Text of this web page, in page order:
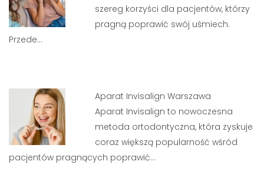
szereg korzyści dla pacjentów, którzy
pragną poprawić swój uśmiech.
Przede…
Aparat Invisalign Warszawa
Aparat Invisalign to nowoczesna
metoda ortodontyczna, która zyskuje
coraz większą popularność wśród
pacjentów pragnących poprawić…